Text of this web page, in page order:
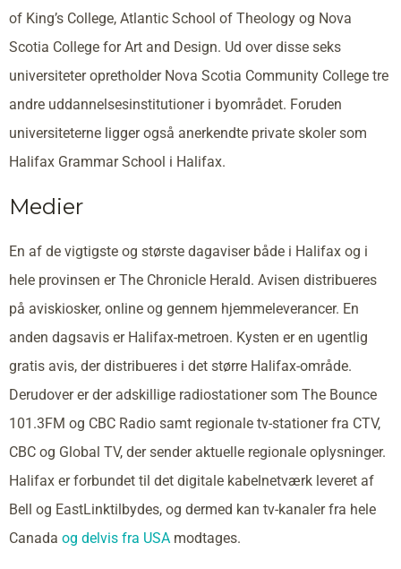
of King’s College, Atlantic School of Theology og Nova
Scotia College for Art and Design. Ud over disse seks
universiteter opretholder Nova Scotia Community College tre
andre uddannelsesinstitutioner i byområdet. Foruden
universiteterne ligger også anerkendte private skoler som
Halifax Grammar School i Halifax.
Medier
En af de vigtigste og største dagaviser både i Halifax og i
hele provinsen er The Chronicle Herald. Avisen distribueres
på aviskiosker, online og gennem hjemmeleverancer. En
anden dagsavis er Halifax-metroen. Kysten er en ugentlig
gratis avis, der distribueres i det større Halifax-område.
Derudover er der adskillige radiostationer som The Bounce
101.3FM og CBC Radio samt regionale tv-stationer fra CTV,
CBC og Global TV, der sender aktuelle regionale oplysninger.
Halifax er forbundet til det digitale kabelnetværk leveret af
Bell og EastLinktilbydes, og dermed kan tv-kanaler fra hele
Canada og delvis fra USA modtages.